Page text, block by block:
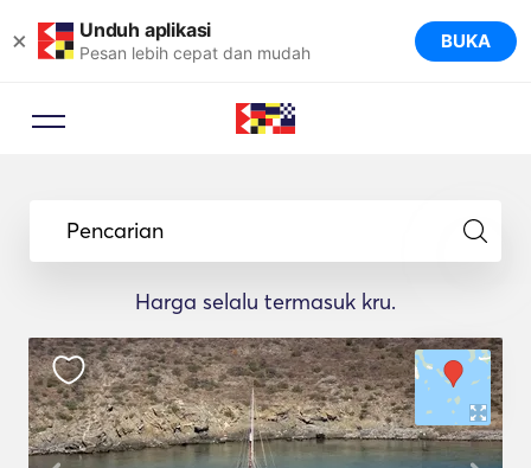
× Unduh aplikasi
Pesan lebih cepat dan mudah BUKA
Pencarian
Harga selalu termasuk kru.